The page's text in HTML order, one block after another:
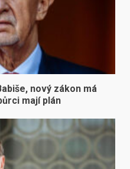
nový zákon má
mají plán